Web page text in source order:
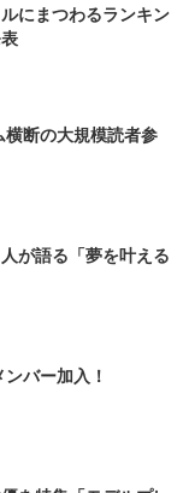
にまつわるランキン
断の大規模読者参
が語る「夢を叶える
バー加入！